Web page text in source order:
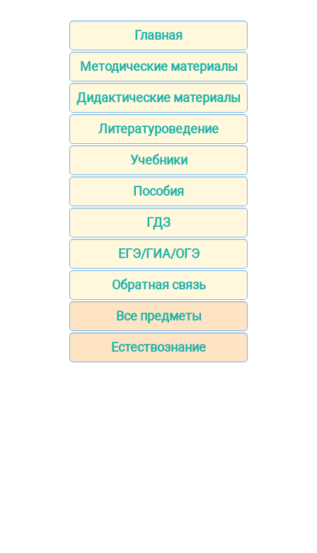
Главная
Методические материалы
Дидактические материалы
Литературоведение
Учебники
Пособия
ГДЗ
ЕГЭ/ГИА/ОГЭ
Обратная связь
Все предметы
Естествознание